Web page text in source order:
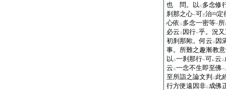
也 問。以 二 多念修
刹那之心一可三治
定
心依 二 多念一密等一所
必云 二 因行一乎。況
初刹那歟。何云 二 因
事。所難之趣漸教
以 二一刹那行一可レ云 二
云 二一念不生即至佛一
至所詣之論文判
二 此
行方便遠因非二 成佛